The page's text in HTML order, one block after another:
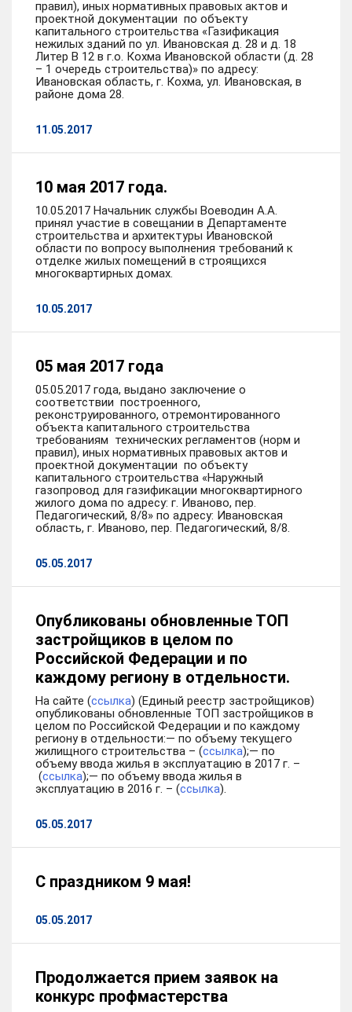
правил), иных нормативных правовых актов и
проектной документации по объекту
капитального строительства «Газификация
нежилых зданий по ул. Ивановская д. 28 и д. 18
Литер В 12 в г.о. Кохма Ивановской области (д. 28
– 1 очередь строительства)» по адресу:
Ивановская область, г. Кохма, ул. Ивановская, в
районе дома 28.
11.05.2017
10 мая 2017 года.
10.05.2017 Начальник службы Воеводин А.А.
принял участие в совещании в Департаменте
строительства и архитектуры Ивановской
области по вопросу выполнения требований к
отделке жилых помещений в строящихся
многоквартирных домах.
10.05.2017
05 мая 2017 года
05.05.2017 года, выдано заключение о
соответствии построенного,
реконструированного, отремонтированного
объекта капитального строительства
требованиям технических регламентов (норм и
правил), иных нормативных правовых актов и
проектной документации по объекту
капитального строительства «Наружный
газопровод для газификации многоквартирного
жилого дома по адресу: г. Иваново, пер.
Педагогический, 8/8» по адресу: Ивановская
область, г. Иваново, пер. Педагогический, 8/8.
05.05.2017
Опубликованы обновленные ТОП
застройщиков в целом по
Российской Федерации и по
каждому региону в отдельности.
На сайте (ссылка) (Единый реестр застройщиков)
опубликованы обновленные ТОП застройщиков в
целом по Российской Федерации и по каждому
региону в отдельности:— по объему текущего
жилищного строительства – (ссылка);— по
объему ввода жилья в эксплуатацию в 2017 г. –
(ссылка);— по объему ввода жилья в
эксплуатацию в 2016 г. – (ссылка).
05.05.2017
С праздником 9 мая!
05.05.2017
Продолжается прием заявок на
конкурс профмастерства